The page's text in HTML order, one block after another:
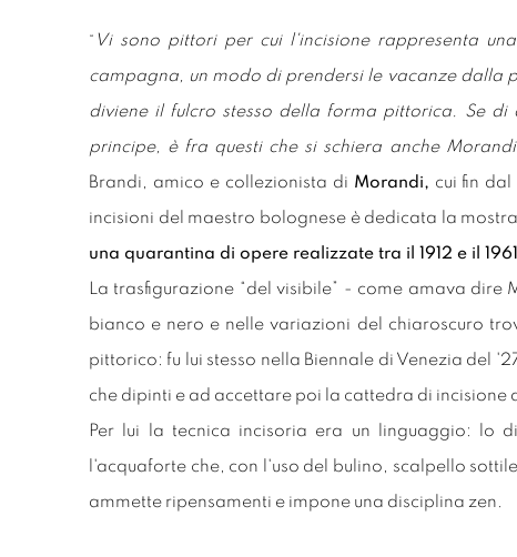
“ Vi sono pittori per cui l'incisione rappresenta
campagna, un modo di prendersi le vacanze dalla
diviene il fulcro stesso della forma pittorica. Se di
principe, è fra questi che si schiera anche Morandi
Brandi, amico e collezionista di Morandi, cui fin
incisioni del maestro bolognese è dedicata la
una quarantina di opere realizzate tra il 1912 e il
La trasfigurazione “del visibile” - come amava dire
bianco e nero e nelle variazioni del chiaroscuro
pittorico: fu lui stesso nella Biennale di Venezia del
che dipinti e ad accettare poi la cattedra di incisione
Per lui la tecnica incisoria era un linguaggio: lo
l'acquaforte che, con l'uso del bulino, scalpello
ammette ripensamenti e impone una disciplina zen.